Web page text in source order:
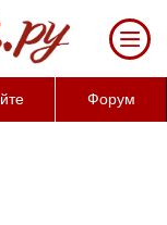
тяжесть
Форум